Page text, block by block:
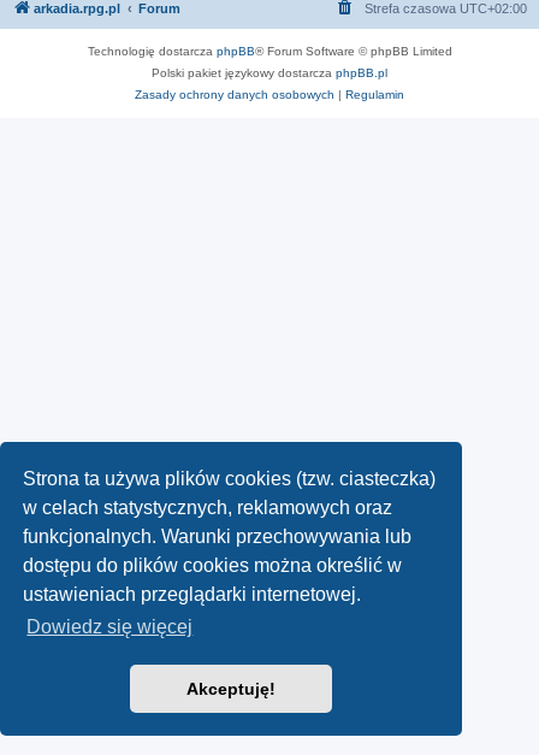
Strona ta używa plików cookies (tzw. ciasteczka)
w celach statystycznych, reklamowych oraz
funkcjonalnych. Warunki przechowywania lub
dostępu do plików cookies można określić w
ustawieniach przeglądarki internetowej.
Dowiedz się więcej
Akceptuję!
arkadia.rpg.pl Forum Strefa czasowa UTC+02:00
Technologię dostarcza phpBB® Forum Software © phpBB Limited
Polski pakiet językowy dostarcza phpBB.pl
Zasady ochrony danych osobowych | Regulamin